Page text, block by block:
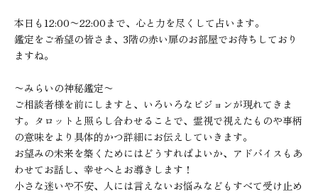
本日も12:00〜22:00まで、心と力を尽くして占います。
鑑定をご希望の皆さま、3階の赤い扉のお部屋でお待ちしており
ますね。
〜みらいの神秘鑑定〜
ご相談者様を前にしますと、いろいろなビジョンが現れてきま
す。タロットと照らし合わせることで、霊視で視えたものや事柄
の意味をより具体的かつ詳細にお伝えしていきます。
お望みの未来を築くためにはどうすればよいか、アドバイスもあ
わせてお話し、幸せへとお導きします！
小さな迷いや不安、人には言えないお悩みなどもすべて受け止め